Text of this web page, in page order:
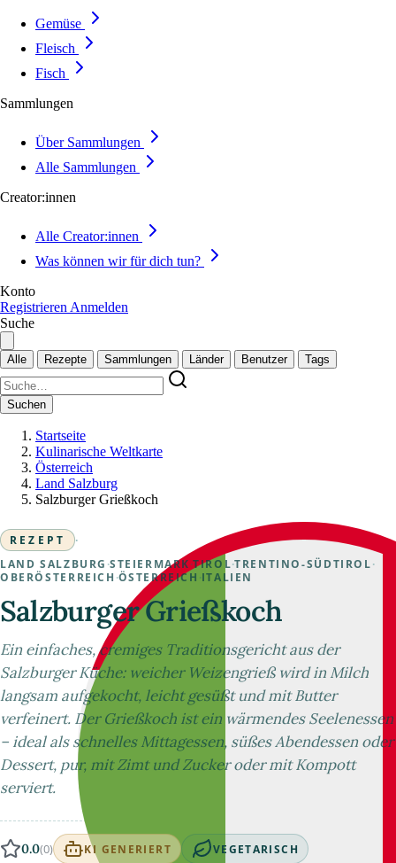
Gemüse
Fleisch
Fisch
Sammlungen
Über Sammlungen
Alle Sammlungen
Creator:innen
Alle Creator:innen
Was können wir für dich tun?
Konto
Registrieren Anmelden
Suche
Alle Rezepte Sammlungen Länder Benutzer Tags
Suchen
Startseite
Kulinarische Weltkarte
Österreich
Land Salzburg
Salzburger Grießkoch
REZEPT
·
LAND SALZBURG ·STEIERMARK ·TIROL·TRENTINO-SÜDTIROL ·
OBERÖSTERREICH ·ÖSTERREICH ·ITALIEN
Salzburger Grießkoch
Ein einfaches, cremiges Traditionsgericht aus der
Salzburger Küche: weicher Weizengrieß wird in Milch
langsam aufgekocht, leicht gesüßt und mit Butter
verfeinert. Der Grießkoch ist ein wärmendes Seelenessen
– ideal als schnelles Mittagessen, süßes Abendessen oder
Dessert, pur, mit Zimt und Zucker oder mit Kompott
serviert.
0.0(0) KI GENERIERT VEGETARISCH